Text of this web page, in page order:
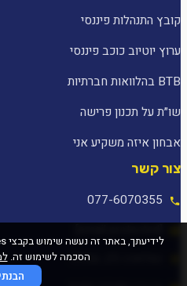
קובץ התנהלות פיננסי
ערוץ יוטיוב כוכב פיננסי
BTB בהלוואות חברתיות
שו״ת על תכנון פרישה
אבחון איזה משקיע אני
צור קשר
077-6070355
הסכמה לשימוש זה.